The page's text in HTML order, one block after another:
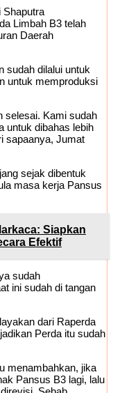
Shaputra
Limbah B3 telah
Daerah
sudah dilalui untuk
untuk memproduksi
selesai. Kami sudah
untuk dibahas lebih
sapaanya, Jumat
sejak dibentuk
masa kerja Pansus
Siapkan
Efektif
sudah
ini sudah di tangan
dari Raperda
Perda itu sudah
menambahkan, jika
Pansus B3 lagi, lalu